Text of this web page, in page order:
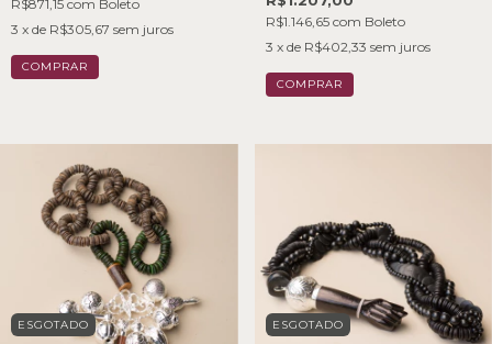
R$871,15 com Boleto
3 x de R$305,67 sem juros R$1.146,65 com Boleto
3 x de R$402,33 sem juros
ESGOTADO ESGOTADO